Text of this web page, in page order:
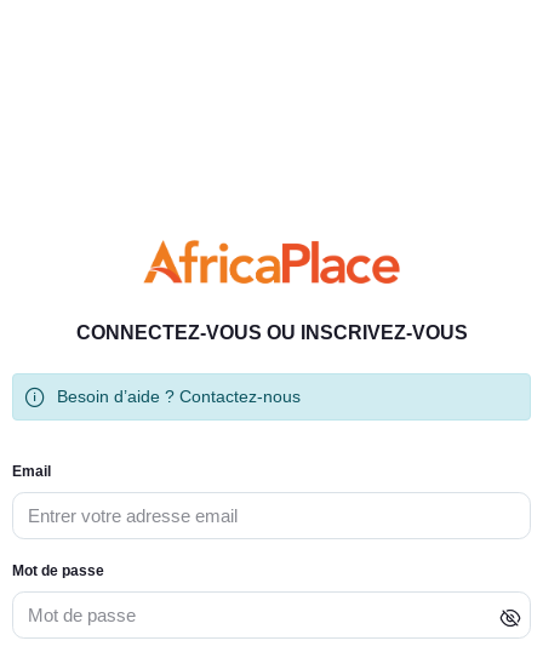
CONNECTEZ-VOUS OU INSCRIVEZ-VOUS
Besoin d’aide ? Contactez-nous
Email
Mot de passe